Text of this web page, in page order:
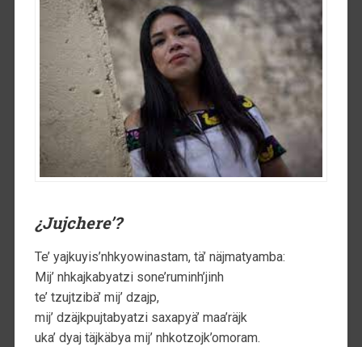
¿Jujchere’?
Te’ yajkuyis’nhkyowinastam, tä’ näjmatyamba:
Mij’ nhkajkabyatzi sone’ruminh’jinh
te’ tzujtzibä’ mij’ dzajp,
mij’ dzäjkpujtabyatzi saxapyä’ maa’räjk
uka’ dyaj täjkäbya mij’ nhkotzojk’omoram.